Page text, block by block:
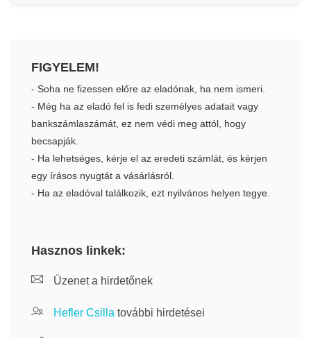
FIGYELEM!
- Soha ne fizessen előre az eladónak, ha nem ismeri.
- Még ha az eladó fel is fedi személyes adatait vagy
bankszámlaszámát, ez nem védi meg attól, hogy
becsapják.
- Ha lehetséges, kérje el az eredeti számlát, és kérjen
egy írásos nyugtát a vásárlásról.
- Ha az eladóval találkozik, ezt nyilvános helyen tegye.
Hasznos linkek:
Üzenet a hirdetőnek
Hefler Csilla további hirdetései